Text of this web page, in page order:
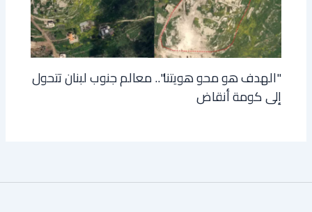
"الهدف هو محو هويتنا".. معالم جنوب لبنان تتحول
إلى كومة أنقاض